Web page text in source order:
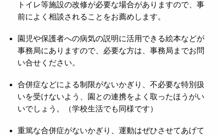
トイレ等施設の改修が必要な場合がありますので、事
前によく相談されることをお薦めします。
園児や保護者への病気の説明に活用できる絵本などが
事務局にありますので、必要な方は、事務局までお問
い合せください。
合併症などによる制限がないかぎり、不必要な特別扱
いを受けないよう、園との連携をよく取ったほうがい
いでしょう。（学校生活でも同様です）
重篤な合併症がないかぎり、運動はぜひさせてあげて